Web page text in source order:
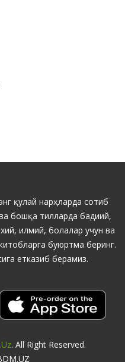
қулай нарҳларда сотиб
бошқа тилларда бадиий,
илмий, болалар учун ва
буюртма беринг.
етказиб берамиз.
. All Right Reserved.